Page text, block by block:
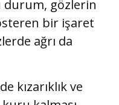
durum, gözlerin
bir işaret
ağrı da
kızarıklık ve